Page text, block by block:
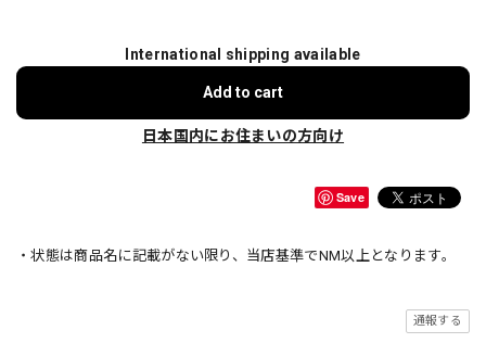
International shipping available
Add to cart
日本国内にお住まいの方向け
Save
・状態は商品名に記載がない限り、当店基準でNM以上となります。
通報する